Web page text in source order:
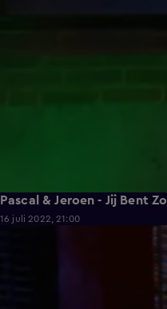
Pascal & Jeroen - Jij Bent Zo
16 juli 2022, 21:00